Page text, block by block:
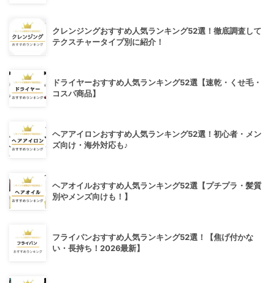
クレンジングおすすめ人気ランキング52選！徹底調査して
テクスチャータイプ別に紹介！
ドライヤーおすすめ人気ランキング52選【速乾・くせ毛・
コスパ商品】
ヘアアイロンおすすめ人気ランキング52選！初心者・メン
ズ向け・海外対応も♪
ヘアオイルおすすめ人気ランキング52選【プチプラ・髪質
別やメンズ向けも！】
フライパンおすすめ人気ランキング52選！【焦げ付かな
い・長持ち！2026最新】